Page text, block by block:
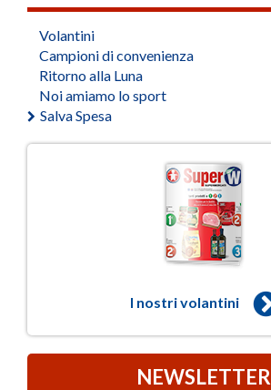
Volantini
Campioni di convenienza
Ritorno alla Luna
Noi amiamo lo sport
Salva Spesa
I nostri volantini
NEWSLETTER